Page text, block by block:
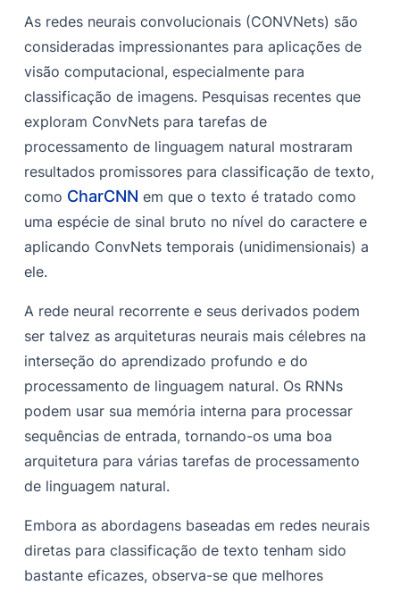
As redes neurais convolucionais (CONVNets) são
consideradas impressionantes para aplicações de
visão computacional, especialmente para
classificação de imagens. Pesquisas recentes que
exploram ConvNets para tarefas de
processamento de linguagem natural mostraram
resultados promissores para classificação de texto,
como CharCNN em que o texto é tratado como
uma espécie de sinal bruto no nível do caractere e
aplicando ConvNets temporais (unidimensionais) a
ele.
A rede neural recorrente e seus derivados podem
ser talvez as arquiteturas neurais mais célebres na
interseção do aprendizado profundo e do
processamento de linguagem natural. Os RNNs
podem usar sua memória interna para processar
sequências de entrada, tornando-os uma boa
arquitetura para várias tarefas de processamento
de linguagem natural.
Embora as abordagens baseadas em redes neurais
diretas para classificação de texto tenham sido
bastante eficazes, observa-se que melhores